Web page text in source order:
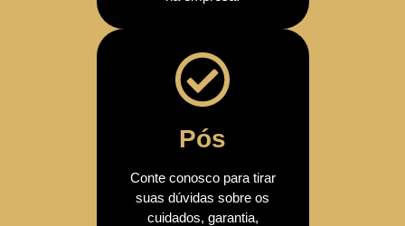
Pós
Conte conosco para tirar
suas dúvidas sobre os
cuidados, garantia,